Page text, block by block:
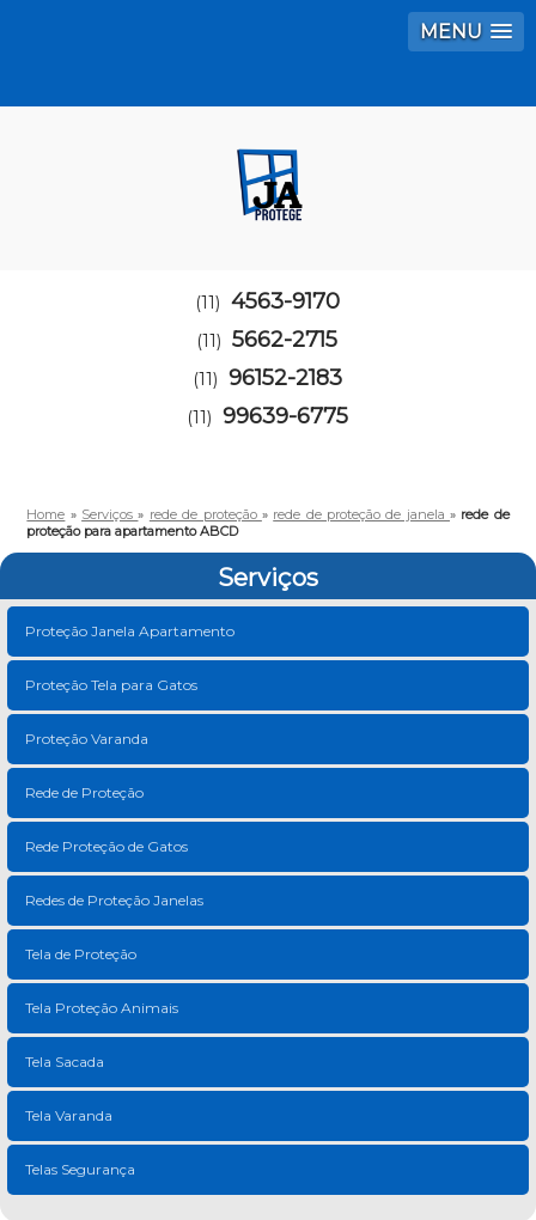
MENU
(11) 4563-9170
(11) 5662-2715
(11) 96152-2183
(11) 99639-6775
Home » Serviços» rede de proteção » rede de proteção de janela » rede de
proteção para apartamento ABCD
Serviços
Proteção Janela Apartamento
Proteção Tela para Gatos
Proteção Varanda
Rede de Proteção
Rede Proteção de Gatos
Redes de Proteção Janelas
Tela de Proteção
Tela Proteção Animais
Tela Sacada
Tela Varanda
Telas Segurança